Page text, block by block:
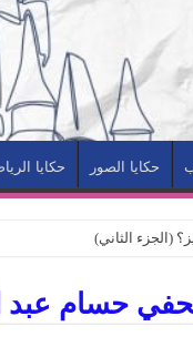
حكايا الصور حكايا
(الجزء الثاني)
حسام عبد